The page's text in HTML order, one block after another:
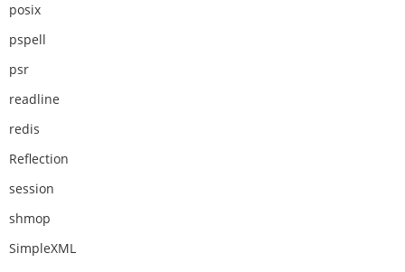
posix
pspell
psr
readline
redis
Reflection
session
shmop
SimpleXML